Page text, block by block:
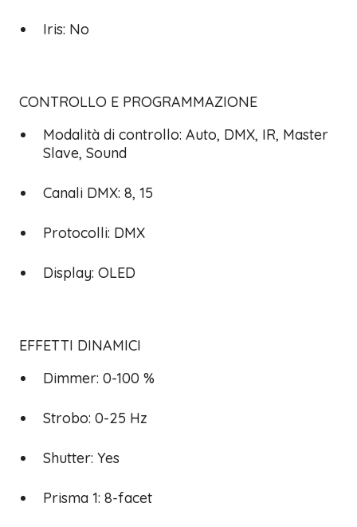
Iris: No
CONTROLLO E PROGRAMMAZIONE
Modalità di controllo: Auto, DMX, IR, Master
Slave, Sound
Canali DMX: 8, 15
Protocolli: DMX
Display: OLED
EFFETTI DINAMICI
Dimmer: 0-100 %
Strobo: 0-25 Hz
Shutter: Yes
Prisma 1: 8-facet